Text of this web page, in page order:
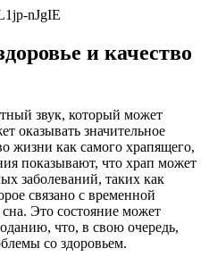
nJgIE
и качество
звук, который может
значительное
жизни как самого храпящего,
показывают, что храп может
заболеваний, таких как
связано с временной
Это состояние может
что, в свою очередь,
со здоровьем.